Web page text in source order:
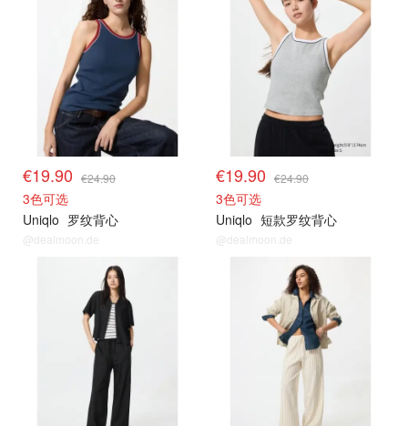
€19.90 €24.90
3色可选
Uniqlo 罗纹背心
@dealmoon.de
€19.90 €24.90
3色可选
Uniqlo 短款罗纹背心
@dealmoon.de